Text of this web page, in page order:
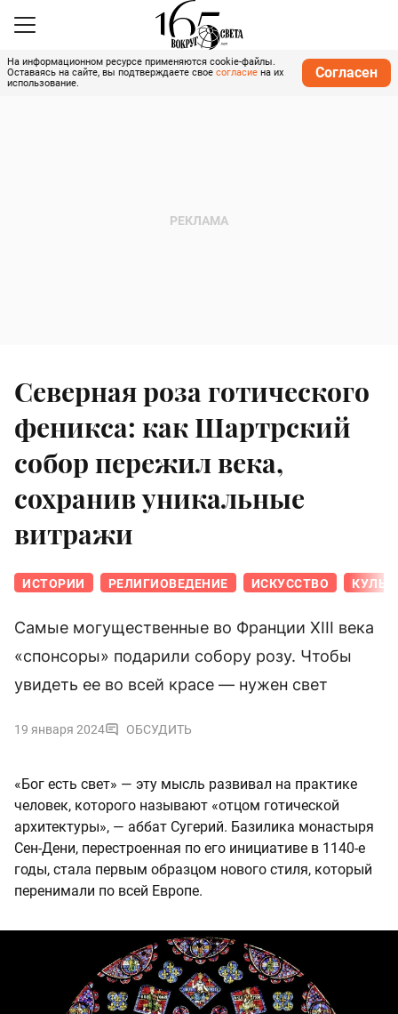
На информационном ресурсе применяются cookie-файлы.
Оставаясь на сайте, вы подтверждаете свое согласие на их
использование.
Согласен
Северная роза готического
феникса: как Шартрский
собор пережил века,
сохранив уникальные
витражи
ИСТОРИИ РЕЛИГИОВЕДЕНИЕ ИСКУССТВО
Самые могущественные во Франции XIII века
«спонсоры» подарили собору розу. Чтобы
увидеть ее во всей красе — нужен свет
19 января 2024 ОБСУДИТЬ
«Бог есть свет» — эту мысль развивал на практике
человек, которого называют «отцом готической
архитектуры», — аббат Сугерий. Базилика монастыря
Сен-Дени, перестроенная по его инициативе в 1140-е
годы, стала первым образцом нового стиля, который
перенимали по всей Европе.